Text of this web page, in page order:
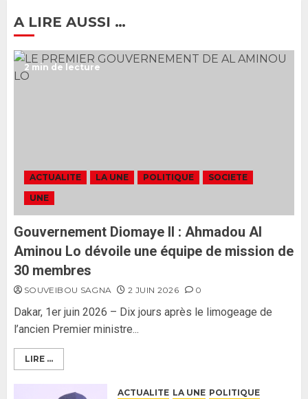
Ousmane Sonko rassure : «
3
gouvernement : PASTEF pose
A LIRE AUSSI …
2 min de lecture
ACTUALITE LA UNE POLITIQUE
SOCIETE
UNE
Gouvernement Diomaye II : Ahmadou Al
Aminou Lo dévoile une équipe de mission de
30 membres
SOUVEIBOU SAGNA 2 JUIN 2026 0
Dakar, 1er juin 2026 – Dix jours après le limogeage de
l’ancien Premier ministre...
LIRE ...
ACTUALITE LA UNE POLITIQUE